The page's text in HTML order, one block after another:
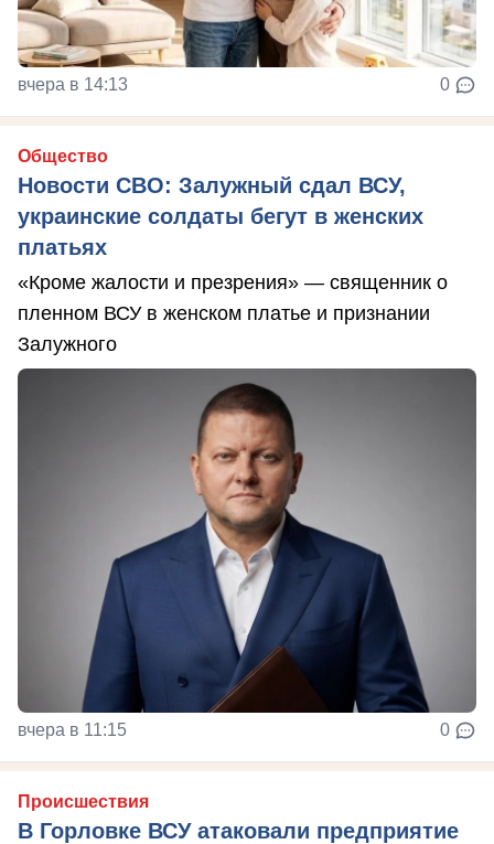
вчера в 14:13 0
Общество
Новости СВО: Залужный сдал ВСУ,
украинские солдаты бегут в женских
платьях
«Кроме жалости и презрения» — священник о
пленном ВСУ в женском платье и признании
Залужного
вчера в 11:15 0
Происшествия
В Горловке ВСУ атаковали предприятие